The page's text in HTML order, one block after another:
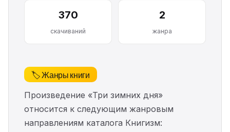
370
скачиваний
2
жанра
🏷️ Жанры книги
Произведение «Три зимних дня»
относится к следующим жанровым
направлениям каталога Книгизм: